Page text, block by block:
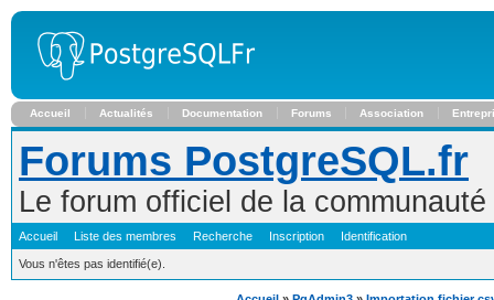
Accueil Actualités Documentation Forums Association
Forums PostgreSQL.fr
Le forum officiel de la
Accueil Liste des membres Recherche Inscription Identification
Vous n'êtes pas identifié(e).